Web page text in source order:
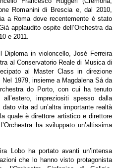
Romanini di Brescia e, dal 2010,
a Roma dove recentemente è stato
applaudito ospite dell’Orchestra da
e 2011.
Diploma in violoncello, José Ferreira
al Conservatorio Reale di Musica di
al Master Class in direzione
1979, insieme a Magdalena Sá da
do Porto, con cui ha tenuto
impreziositi spesso dalla
vita ad un’altra importante realtà
quale è direttore artistico e direttore
ha sviluppato un’altissima
Lobo ha portato avanti un’intensa
che lo hanno visto protagonista